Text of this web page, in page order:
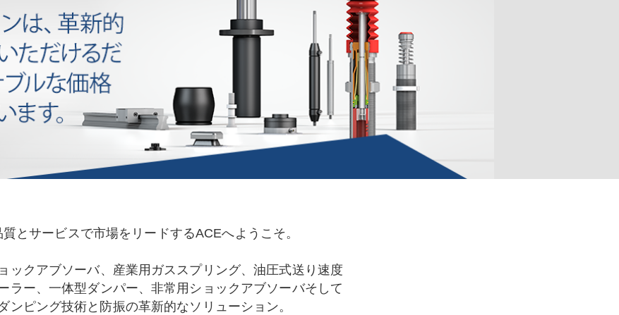
質とサービスで市場をリードするACEへようこそ。
ックアブソーバ、産業用ガススプリング、油圧式送り速度
ラー、一体型ダンパー、非常用ショックアブソーバそして
ンピング技術と防振の革新的なソリューション。